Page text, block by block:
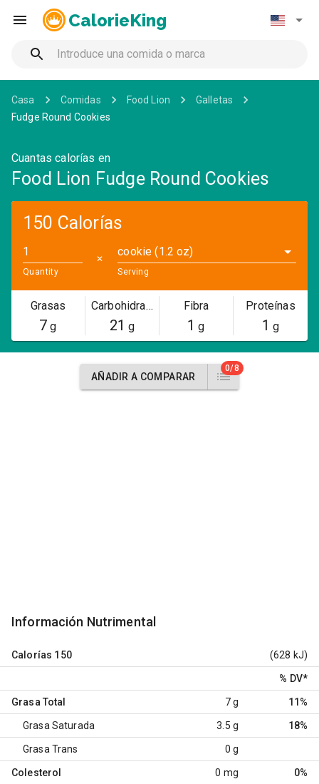
CalorieKing
Casa Comidas Food Lion
Galletas
Fudge Round Cookies
Cuantas calorías en
Food Lion Fudge Round Cookies
150 Calorías
Quantity
✕
cookie (1.2 oz)
Serving
Grasas
7 g
Carbohidratos
21 g
Fibra
1 g
Proteínas
1 g
AÑADIR A COMPARAR
0/8
Información Nutrimental
Calorías 150 (628 kJ)
% DV*
Grasa Total 7 g 11%
Grasa Saturada 3.5 g 18%
Grasa Trans 0 g
Colesterol 0 mg 0%